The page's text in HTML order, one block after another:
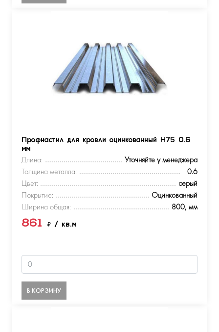
Профнастил для кровли оцинкованный Н75 0.6
мм
Длина:
Уточняйте у менеджера
Толщина металла:
0.6
Цвет:
серый
Покрытие:
Оцинкованный
Ширина общая:
800, мм
861 ₽ / кв.м
В КОРЗИНУ